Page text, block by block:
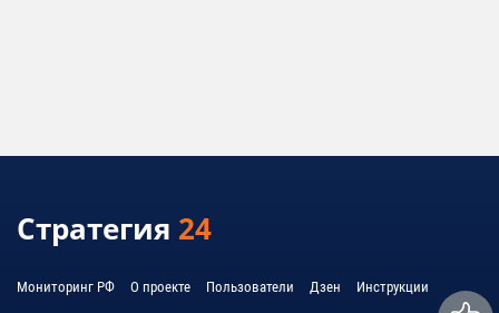
Стратегия 24
Мониторинг РФ О проекте Пользователи Дзен Инструкции